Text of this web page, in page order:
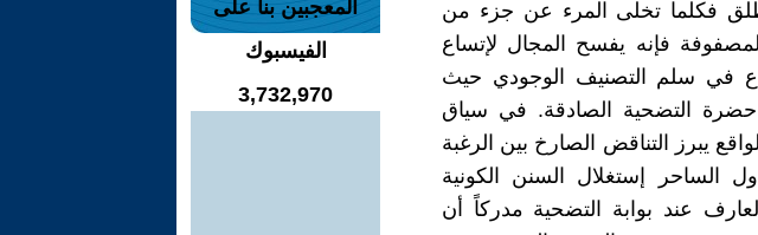
فكلما تخلى المرء عن جزء من
فإنه يفسح المجال لإتساع
في سلم التصنيف الوجودي حيث
التضحية الصادقة. في سياق
يبرز التناقض الصارخ بين الرغبة
الساحر إستغلال السنن الكونية
عند بوابة التضحية مدركاً أن
المعجبين بنا على
الفيسبوك
3,732,970